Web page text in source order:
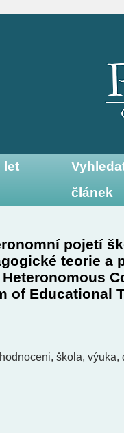
let
článek
pojetí
teorie a
of Educational
hodnoceni, škola,